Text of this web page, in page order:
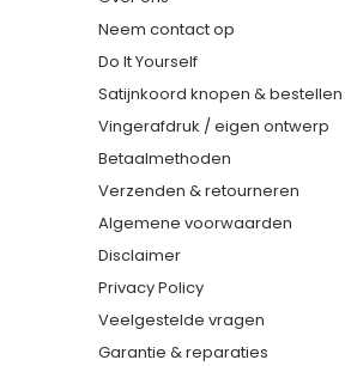
Neem contact op
Do It Yourself
Satijnkoord knopen & bestellen
Vingerafdruk / eigen ontwerp
Betaalmethoden
Verzenden & retourneren
Algemene voorwaarden
Disclaimer
Privacy Policy
Veelgestelde vragen
Garantie & reparaties